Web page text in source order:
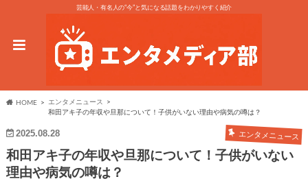
芸能人・有名人の“今”と気になる話題をわかりやすく紹介
HOME
エンタメニュース
和田アキ子の年収や旦那について！子供がいない理由や病気の噂は？
2025.08.28 エンタメニュース
和田アキ子の年収や旦那について！子供がいない
理由や病気の噂は？